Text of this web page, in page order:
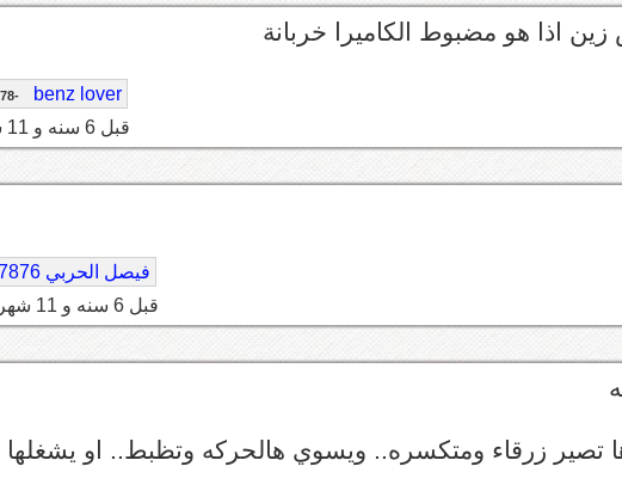
اذا هو مضبوط الكاميرا خربانة
benz lover
-78
قبل 6 سنه و 11 شهر
فيصل الحربي 7876
قبل 6 سنه و 11 شهر
تصير زرقاء ومتكسره.. ويسوي هالحركه وتظبط.. او يشغلها